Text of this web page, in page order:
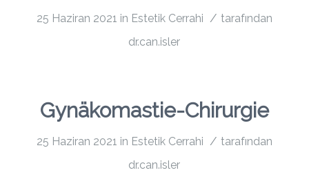
25 Haziran 2021 in Estetik Cerrahi / tarafından
dr.can.isler
Gynäkomastie-Chirurgie
25 Haziran 2021 in Estetik Cerrahi / tarafından
dr.can.isler